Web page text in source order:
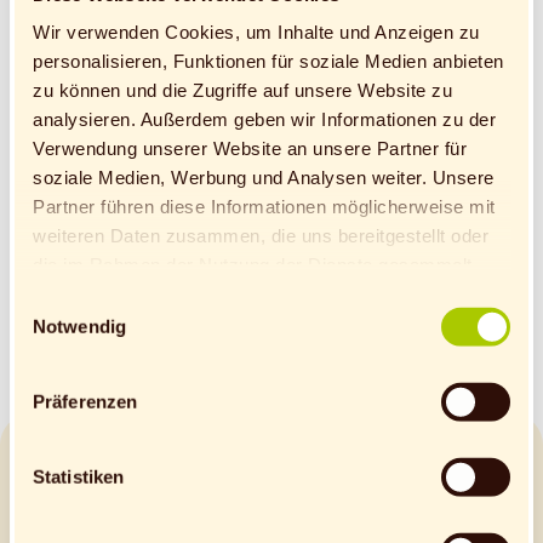
Wir verwenden Cookies, um Inhalte und Anzeigen zu
personalisieren, Funktionen für soziale Medien anbieten
zu können und die Zugriffe auf unsere Website zu
analysieren. Außerdem geben wir Informationen zu der
Verwendung unserer Website an unsere Partner für
soziale Medien, Werbung und Analysen weiter. Unsere
Partner führen diese Informationen möglicherweise mit
weiteren Daten zusammen, die uns bereitgestellt oder
Hinweis auf Verarbeitung der auf dieser Webseite
erhobenen Daten in den USA durch Google: Unsere
Informationen hierzu findest du unter Datenschutz.
Cookies erlaubt werden, wird zugleich gem. Art. 49 Abs.
1 S. 1 lit a DS-GVO eingewilligt, dass die Daten in den
Notwendig
Präferenzen
Statistiken
Kontakt
Herr Sascha Welter
s.welter@dennree.de
Porta Westfalica
Werkstudent:in, Aushilfe